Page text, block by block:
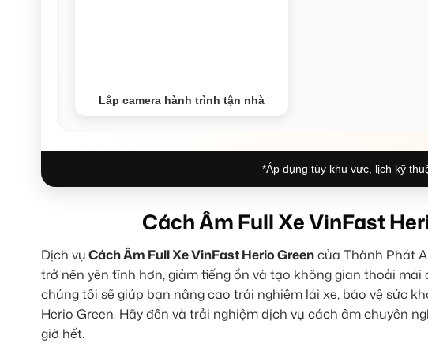
Lắp camera hành trình tận nhà
*Áp dụng tùy khu vực, lịch kỹ
Cách Âm Full Xe VinFast
Dịch vụCách Âm Full Xe VinFast Herio Greencủa Thành Phát
trở nên yên tĩnh hơn, giảm tiếng ồn và tạo không gian thoải
chúng tôi sẽ giúp bạn nâng cao trải nghiệm lái xe, bảo vệ sức
Herio Green. Hãy đến và trải nghiệm dịch vụ cách âm chuyên
giờ hết.